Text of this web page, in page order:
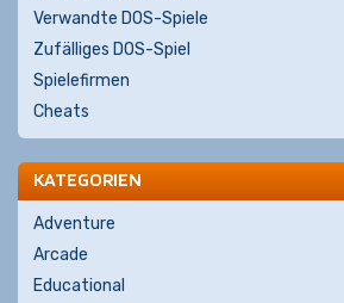
Verwandte DOS-Spiele
Zufälliges DOS-Spiel
Spielefirmen
Cheats
KATEGORIEN
Adventure
Arcade
Educational